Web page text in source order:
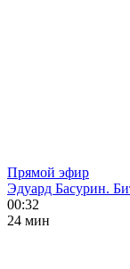
Прямой эфир
Эдуард Басурин.
00:32
24 мин